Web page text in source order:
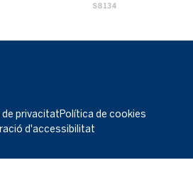
S8134
de privacitat Política de cookies
d'accessibilitat